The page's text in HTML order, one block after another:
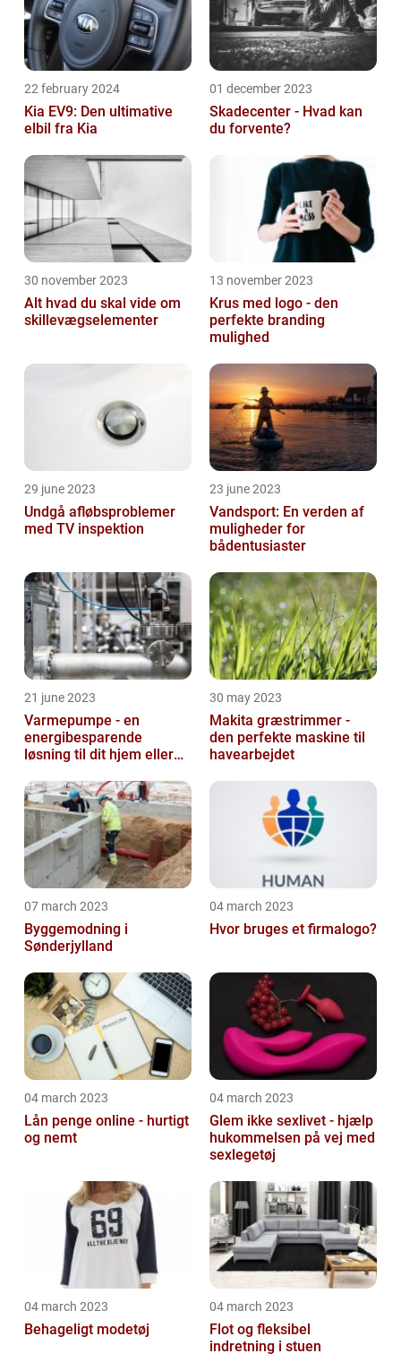
22 february 2024
Kia EV9: Den ultimative
elbil fra Kia
01 december 2023
Skadecenter - Hvad kan
du forvente?
30 november 2023
Alt hvad du skal vide om
skillevægselementer
13 november 2023
Krus med logo - den
perfekte branding
mulighed
29 june 2023
Undgå afløbsproblemer
med TV inspektion
23 june 2023
Vandsport: En verden af
muligheder for
bådentusiaster
21 june 2023
Varmepumpe - en
energibesparende
løsning til dit hjem eller
30 may 2023
Makita græstrimmer -
den perfekte maskine til
havearbejdet
07 march 2023
Byggemodning i
Sønderjylland
04 march 2023
Hvor bruges et firmalogo?
04 march 2023
Lån penge online - hurtigt
og nemt
04 march 2023
Glem ikke sexlivet - hjælp
hukommelsen på vej med
sexlegetøj
04 march 2023
Behageligt modetøj
04 march 2023
Flot og fleksibel
indretning i stuen